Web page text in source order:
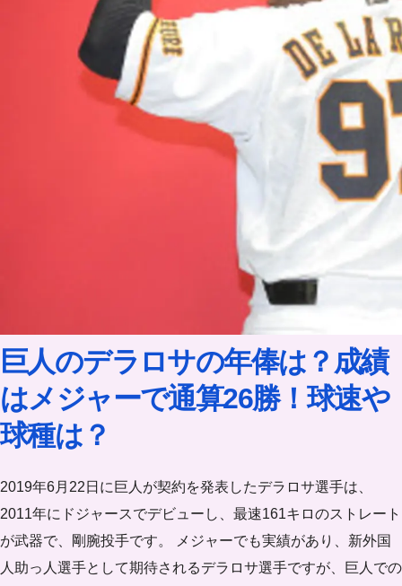
巨人のデラロサの年俸は？成績
はメジャーで通算26勝！球速や
球種は？
2019年6月22日に巨人が契約を発表したデラロサ選手は、
2011年にドジャースでデビューし、最速161キロのストレート
が武器で、剛腕投手です。 メジャーでも実績があり、新外国
人助っ人選手として期待されるデラロサ選手ですが、巨人での